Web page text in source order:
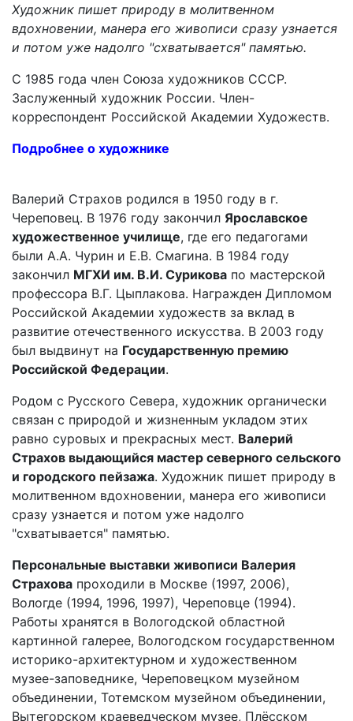
Художник пишет природу в молитвенном
вдохновении, манера его живописи сразу узнается
и потом уже надолго "схватывается" памятью.
С 1985 года член Союза художников СССР.
Заслуженный художник России. Член-
корреспондент Российской Академии Художеств.
Подробнее о художнике
Валерий Страхов родился в 1950 году в г.
Череповец. В 1976 году закончил Ярославское
художественное училище, где его педагогами
были А.А. Чурин и Е.В. Смагина. В 1984 году
закончил МГХИ им. В.И. Сурикова по мастерской
профессора В.Г. Цыплакова. Награжден Дипломом
Российской Академии художеств за вклад в
развитие отечественного искусства. В 2003 году
был выдвинут на Государственную премию
Российской Федерации.
Родом с Русского Севера, художник органически
связан с природой и жизненным укладом этих
равно суровых и прекрасных мест. Валерий
Страхов выдающийся мастер северного сельского
и городского пейзажа. Художник пишет природу в
молитвенном вдохновении, манера его живописи
сразу узнается и потом уже надолго
"схватывается" памятью.
Персональные выставки живописи Валерия
Страхова проходили в Москве (1997, 2006),
Вологде (1994, 1996, 1997), Череповце (1994).
Работы хранятся в Вологодской областной
картинной галерее, Вологодском государственном
историко-архитектурном и художественном
музее-заповеднике, Череповецком музейном
объединении, Тотемском музейном объединении,
Вытегорском краеведческом музее, Плёсском